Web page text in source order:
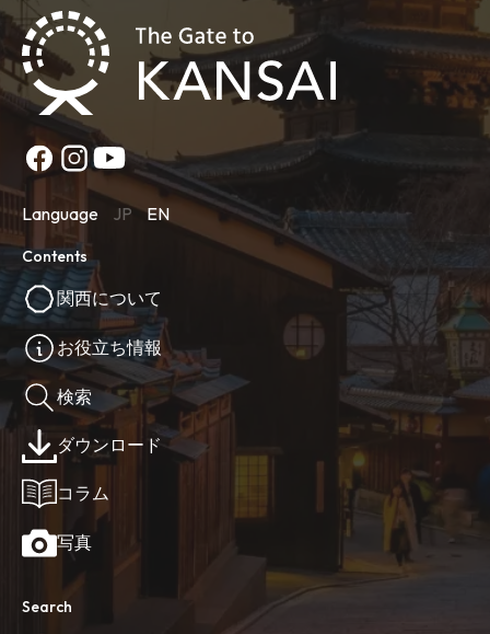
Language JP EN
Contents
関西について
お役立ち情報
検索
ダウンロード
コラム
写真
Search